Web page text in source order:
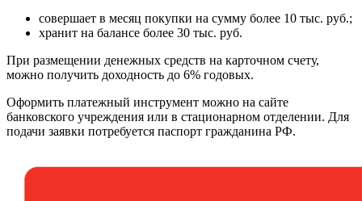
совершает в месяц покупки на сумму более 10 тыс. руб.;
хранит на балансе более 30 тыс. руб.
При размещении денежных средств на карточном счету,
можно получить доходность до 6% годовых.
Оформить платежный инструмент можно на сайте
банковского учреждения или в стационарном отделении. Для
подачи заявки потребуется паспорт гражданина РФ.